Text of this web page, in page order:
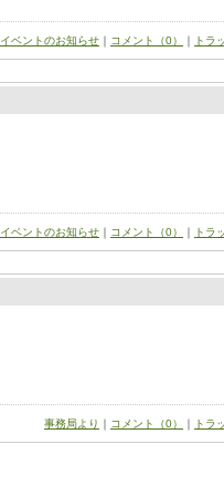
イベントのお知らせ ｜ コメント（0） ｜ トラ
イベントのお知らせ ｜ コメント（0） ｜ トラ
事務局より ｜ コメント（0） ｜ トラ